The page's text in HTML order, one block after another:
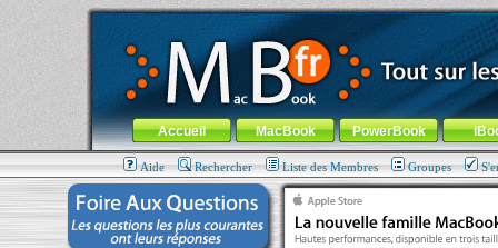
MacBook-fr.com : 100% Apple... 100% nomade !
Aller au contenu-Aller au menu général-Aller au menu de
Menu général
Accueil MacBook PowerBook
Aide Rechercher Liste des Membres Groupes